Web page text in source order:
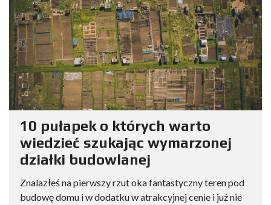
10 pułapek o których warto
wiedzieć szukając wymarzonej
działki budowlanej
Znalazłeś na pierwszy rzut oka fantastyczny teren pod
budowę domu i w dodatku w atrakcyjnej cenie i już nie